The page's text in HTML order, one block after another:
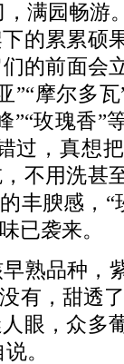
满园畅游
的累累硕
们的前面
”“摩尔多
”“玫瑰香”
过，真想
不用洗甚
丰腴感，
已袭来。
熟品种，
有，甜透
眼，众多
。